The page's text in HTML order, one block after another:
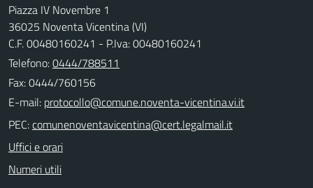
Piazza IV Novembre 1
36025 Noventa Vicentina (VI)
C.F. 00480160241 - P.Iva: 00480160241
Telefono:0444/788511
Fax: 0444/760156
E-mail:
PEC:
Uffici e orari
Numeri utili